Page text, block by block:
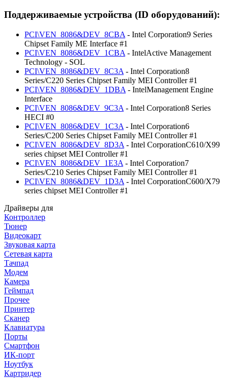
Поддерживаемые устройства (ID оборудований):
PCI\VEN_8086&DEV_8CBA - Intel Corporation9 Series
Chipset Family ME Interface #1
PCI\VEN_8086&DEV_1CBA - IntelActive Management
Technology - SOL
PCI\VEN_8086&DEV_8C3A - Intel Corporation8
Series/C220 Series Chipset Family MEI Controller #1
PCI\VEN_8086&DEV_1DBA - IntelManagement Engine
Interface
PCI\VEN_8086&DEV_9C3A - Intel Corporation8 Series
HECI #0
PCI\VEN_8086&DEV_1C3A - Intel Corporation6
Series/C200 Series Chipset Family MEI Controller #1
PCI\VEN_8086&DEV_8D3A - Intel CorporationC610/X99
series chipset MEI Controller #1
PCI\VEN_8086&DEV_1E3A - Intel Corporation7
Series/C210 Series Chipset Family MEI Controller #1
PCI\VEN_8086&DEV_1D3A - Intel CorporationC600/X79
series chipset MEI Controller #1
Драйверы для
Контроллер
Тюнер
Видеокарт
Звуковая карта
Сетевая карта
Тачпад
Модем
Камера
Геймпад
Прочее
Принтер
Сканер
Клавиатура
Порты
Смартфон
ИК-порт
Ноутбук
Картридер